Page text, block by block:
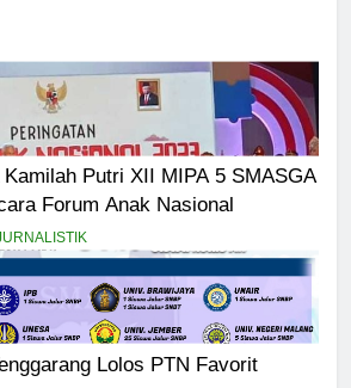
Putri XII MIPA 5 SMASGA
Forum Anak Nasional
Lolos PTN Favorit